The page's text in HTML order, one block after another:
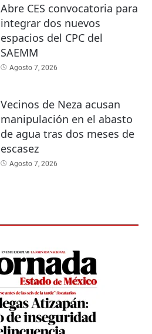
Abre CES convocatoria para
integrar dos nuevos
espacios del CPC del
SAEMM
Agosto 7, 2026
Vecinos de Neza acusan
manipulación en el abasto
de agua tras dos meses de
escasez
Agosto 7, 2026